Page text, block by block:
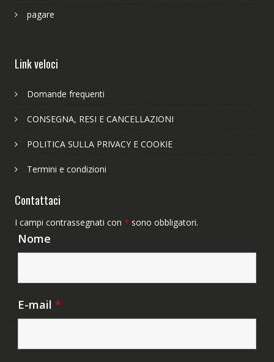
pagare
Link veloci
Domande frequenti
CONSEGNA, RESI E CANCELLAZIONI
POLITICA SULLA PRIVACY E COOKIE
Termini e condizioni
Contattaci
I campi contrassegnati con * sono obbligatori.
Nome
E-mail *